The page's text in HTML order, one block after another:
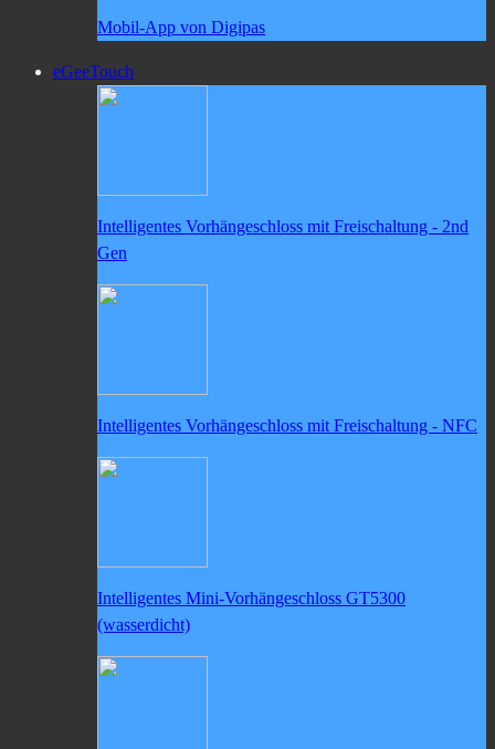
Mobil-App von Digipas
eGeeTouch
Intelligentes Vorhängeschloss mit Freischaltung - 2nd
Gen
Intelligentes Vorhängeschloss mit Freischaltung - NFC
Intelligentes Mini-Vorhängeschloss GT5300
(wasserdicht)